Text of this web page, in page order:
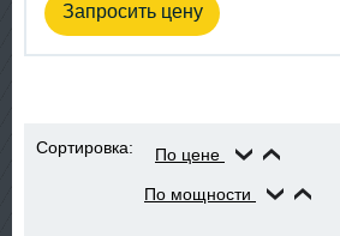
Запросить цену
Сортировка: По цене
По мощности